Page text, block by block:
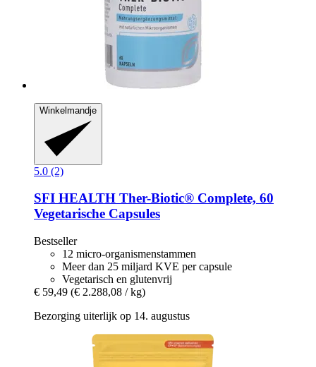
Winkelmandje
5.0 (2)
SFI HEALTH Ther-​Biotic® Complete, 60
Vegetarische Capsules
Bestseller
12 micro-organismenstammen
Meer dan 25 miljard KVE per capsule
Vegetarisch en glutenvrij
€ 59,49 (€ 2.288,08 / kg)
Bezorging uiterlijk op 14. augustus